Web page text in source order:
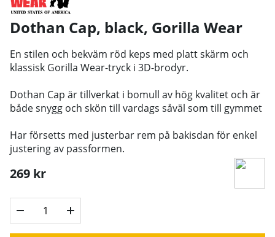
Dothan Cap, black, Gorilla Wear
En stilen och bekväm röd keps med platt skärm och
klassisk Gorilla Wear-tryck i 3D-brodyr.
Dothan Cap är tillverkat i bomull av hög kvalitet och är
både snygg och skön till vardags såväl som till gymmet
Har försetts med justerbar rem på bakisdan för enkel
justering av passformen.
269 kr